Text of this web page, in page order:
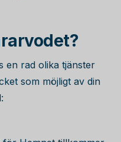
en rad olika tjänster
som möjligt av din